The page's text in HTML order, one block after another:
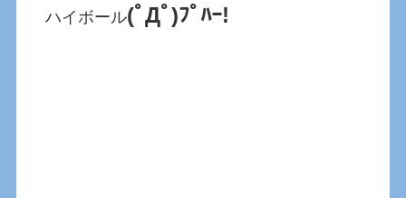
ハイボール(ﾟДﾟ)ﾌﾟﾊｰ!